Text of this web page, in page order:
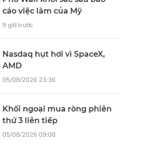
cáo việc làm của Mỹ
Nasdaq hụt hơi vì SpaceX,
AMD
Khối ngoại mua ròng phiên
thứ 3 liên tiếp